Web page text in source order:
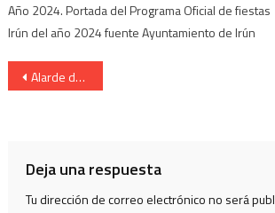
Año 2024. Portada del Programa Oficial de
Irún del año 2024 fuente Ayuntamiento de Irún
Navegación
Alarde de San Marcial de Irun. Personajes populares.
Deja una respuesta
Tu dirección de correo electrónico no será